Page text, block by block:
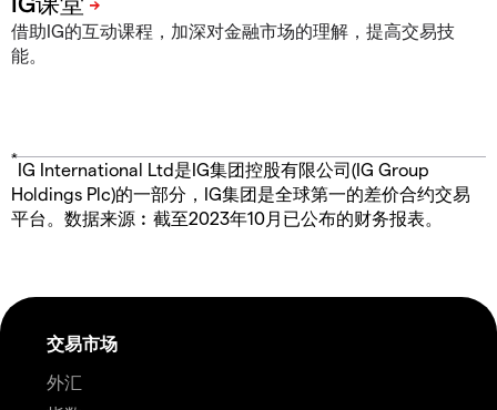
借助IG的互动课程，加深对金融市场的理解，提高交易技
能。
*
IG International Ltd是IG集团控股有限公司(IG Group
Holdings Plc)的一部分，IG集团是全球第一的差价合约交易
平台。数据来源︰截至2023年10月已公布的财务报表。
交易市场
外汇